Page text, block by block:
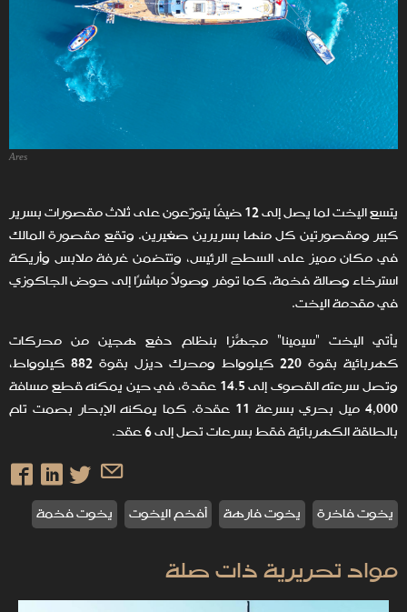
Ares
يتسع اليخت لما يصل إلى 12 ضيفًا يتوزّعون على ثلاث مقصورات بسرير
كبير ومقصورتين كل منها بسريرين صغيرين. وتقع مقصورة المالك
في مكان مميز على السطح الرئيس، وتتضمن غرفة ملابس وأريكة
استرخاء وصالة فخمة، كما توفر وصولاً مباشرًا إلى حوض الجاكوزي
في مقدمة اليخت.
يأتي اليخت "سيمينا" مجهّزًا بنظام دفع هجين من محركات
كهربائية بقوة 220 كيلوواط ومحرك ديزل بقوة 882 كيلوواط،
وتصل سرعته القصوى إلى 14.5 عقدة، في حين يمكنه قطع مسافة
4,000 ميل بحري بسرعة 11 عقدة. كما يمكنه الإبحار بصمت تام
بالطاقة الكهربائية فقط بسرعات تصل إلى 6 عقد.
يخوت فاخرة يخوت فارهة أفخم اليخوت يخوت فخمة
مواد تحريرية ذات صلة